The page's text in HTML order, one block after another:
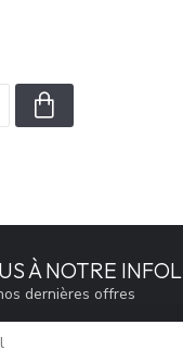
À NOTRE
dernières offres